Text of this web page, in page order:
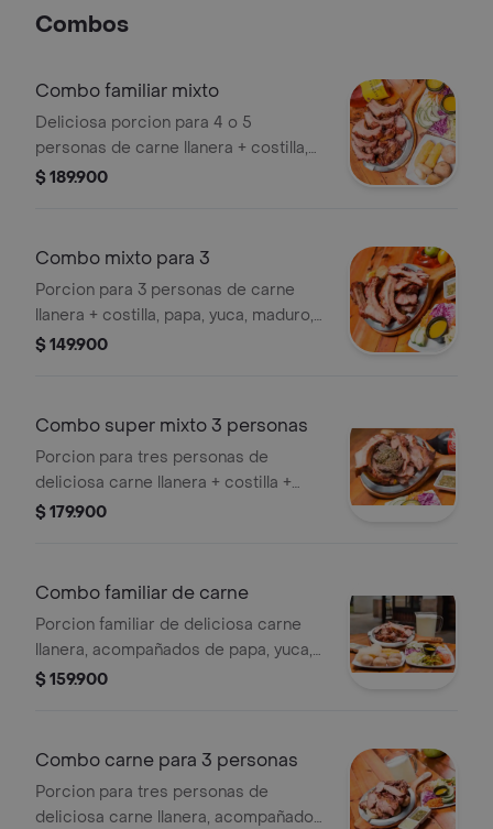
Combos
Combo familiar mixto
Deliciosa porcion para 4 o 5
personas de carne llanera + costilla,
papa, yuca, maduro, ají, salsa de la
$ 189.900
Combo mixto para 3
Porcion para 3 personas de carne
llanera + costilla, papa, yuca, maduro,
ají, salsa de la casa, ensalada mediana
$ 149.900
Combo super mixto 3 personas
Porcion para tres personas de
deliciosa carne llanera + costilla +
lomo de res, papa, yuca, maduro, aji,
elección.
$ 179.900
Combo familiar de carne
Porcion familiar de deliciosa carne
llanera, acompañados de papa, yuca,
maduro, salsas ají, salsa de la casa,
$ 159.900
Combo carne para 3 personas
Porcion para tres personas de
deliciosa carne llanera, acompañados